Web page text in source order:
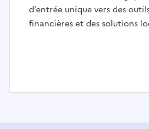
d’entrée unique vers des
financières et des solutions